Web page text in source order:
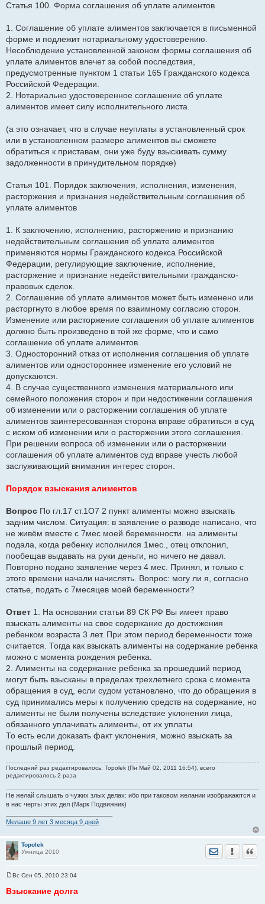
Статья 100. Форма соглашения об уплате алиментов
1. Соглашение об уплате алиментов заключается в письменной
форме и подлежит нотариальному удостоверению.
Несоблюдение установленной законом формы соглашения об
уплате алиментов влечет за собой последствия,
предусмотренные пунктом 1 статьи 165 Гражданского кодекса
Российской Федерации.
2. Нотариально удостоверенное соглашение об уплате
алиментов имеет силу исполнительного листа.
(а это означает, что в случае неуплаты в установленный срок
или в установленном размере алиментов вы сможете
обратиться к приставам, они уже буду взыскивать сумму
задолженности в принудительном порядке)
Статья 101. Порядок заключения, исполнения, изменения,
расторжения и признания недействительным соглашения об
уплате алиментов
1. К заключению, исполнению, расторжению и признанию
недействительным соглашения об уплате алиментов
применяются нормы Гражданского кодекса Российской
Федерации, регулирующие заключение, исполнение,
расторжение и признание недействительными гражданско-
правовых сделок.
2. Соглашение об уплате алиментов может быть изменено или
расторгнуто в любое время по взаимному согласию сторон.
Изменение или расторжение соглашения об уплате алиментов
должно быть произведено в той же форме, что и само
соглашение об уплате алиментов.
3. Односторонний отказ от исполнения соглашения об уплате
алиментов или одностороннее изменение его условий не
допускаются.
4. В случае существенного изменения материального или
семейного положения сторон и при недостижении соглашения
об изменении или о расторжении соглашения об уплате
алиментов заинтересованная сторона вправе обратиться в суд
с иском об изменении или о расторжении этого соглашения.
При решении вопроса об изменении или о расторжении
соглашения об уплате алиментов суд вправе учесть любой
заслуживающий внимания интерес сторон.
Порядок взыскания алиментов
Вопрос По гл.17 ст.1О7 2 пункт алименты можно взыскать
задним числом. Ситуация: в заявление о разводе написано, что
не живём вместе с 7мес моей беременности. на алименты
подала, когда ребенку исполнился 1мес., отец отклонил,
пообещав выдавать на руки деньги, но ничего не давал.
Повторно подано заявление через 4 мес. Принял, и только с
этого времени начали начислять. Вопрос: могу ли я, согласно
статье, подать с 7месяцев моей беременности?
Ответ 1. На основании статьи 89 СК РФ Вы имеет право
взыскать алименты на свое содержание до достижения
ребенком возраста 3 лет. При этом период беременности тоже
считается. Тогда как взыскать алименты на содержание ребенка
можно с момента рождения ребенка.
2. Алименты на содержание ребенка за прошедший период
могут быть взысканы в пределах трехлетнего срока с момента
обращения в суд, если судом установлено, что до обращения в
суд принимались меры к получению средств на содержание, но
алименты не были получены вследствие уклонения лица,
обязанного уплачивать алименты, от их уплаты.
То есть если доказать факт уклонения, можно взыскать за
прошлый период.
Последний раз редактировалось: Topolek (Пн Май 02, 2011 16:54), всего
редактировалось 2 раза
Не желай слышать о чужих злых делах: ибо при таковом желании изображаются и
в нас черты этих дел (Марк Подвижник)
Мелаше 9 лет 3 месяца 9 дней
Topolek
Умница 2010
Отправить
о
Вс Сен 05, 2010 23:04
Взыскание долга